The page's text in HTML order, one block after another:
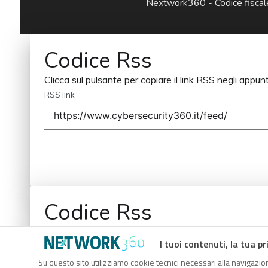
I tuoi contenuti, la tua
Su questo sito utilizziamo cookie tecnici necessari alla
Nextwork360 - Codice
Codice Rss
Clicca sul pulsante per copiare il link RSS negli
RSS link
Codice Rss
RSS link